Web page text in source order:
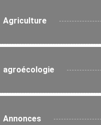
Agriculture
agroécologie
Annonces